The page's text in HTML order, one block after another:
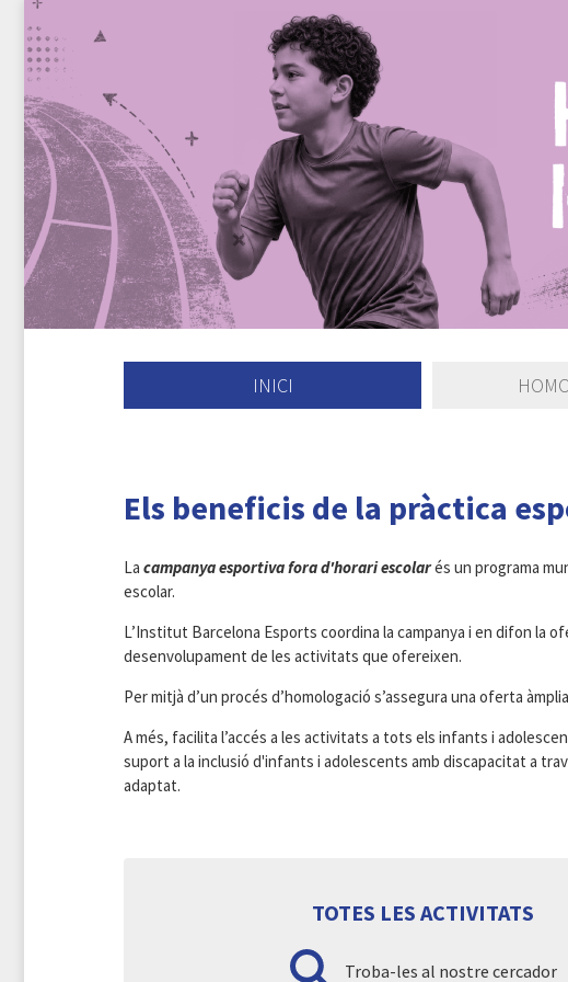
INICI
Els beneficis de la pràctica
La campanya esportiva fora d'horari escolarés un programa
escolar.
L’Institut Barcelona Esports coordina la campanya i en difon la
desenvolupament de les activitats que ofereixen.
Per mitjà d’un procés d’homologació s’assegura una oferta
A més, facilita l’accés a les activitats a tots els infants i
suport a la inclusió d'infants i adolescents amb discapacitat a
adaptat.
TOTES LES ACTIVITATS
Troba-les al nostre cercador